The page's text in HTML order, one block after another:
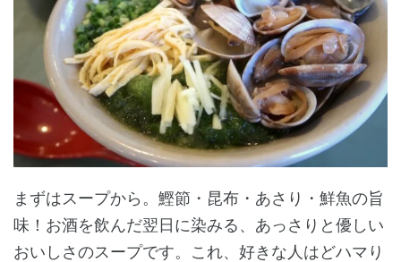
まずはスープから。鰹節・昆布・あさり・鮮魚の旨
味！お酒を飲んだ翌日に染みる、あっさりと優しい
おいしさのスープです。これ、好きな人はどハマり